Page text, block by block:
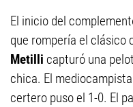
El inicio del
que rompería el clásico
Metilli capturó una
chica. El
certero puso el 1-0. El